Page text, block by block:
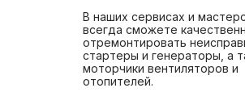
В наших сервисах и
всегда сможете
отремонтировать
стартеры и генераторы, а
моторчики вентиляторов и
отопителей.